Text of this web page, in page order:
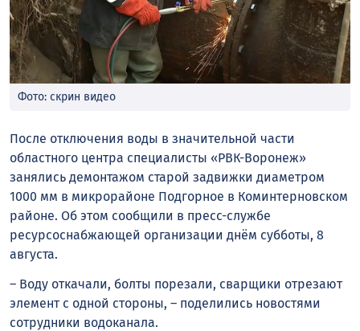
Фото: скрин видео
После отключения воды в значительной части
областного центра специалисты «РВК-Воронеж»
занялись демонтажом старой задвижки диаметром
1000 мм в микрорайоне Подгорное в Коминтерновском
районе. Об этом сообщили в пресс-службе
ресурсоснабжающей организации днём субботы, 8
августа.
– Воду откачали, болты порезали, сварщики отрезают
элемент с одной стороны, – поделились новостями
сотрудники водоканала.